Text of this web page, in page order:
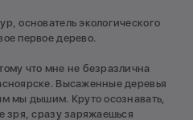
основатель экологического
первое дерево.
что мне не безразлична
Высаженные деревья
мы дышим. Круто осознавать,
зря, сразу заряжаешься